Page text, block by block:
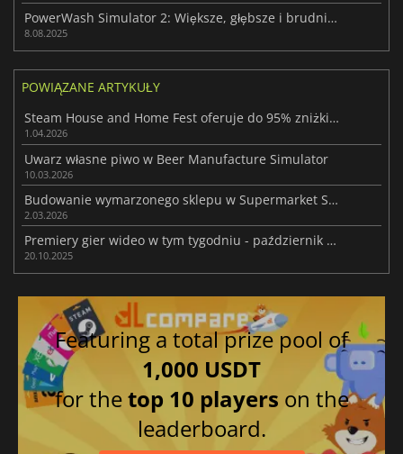
PowerWash Simulator 2: Większe, głębsze i brudniejsze wyzwanie sprzątania
8.08.2025
POWIĄZANE ARTYKUŁY
Steam House and Home Fest oferuje do 95% zniżki na gry symulujące renowację
1.04.2026
Uwarz własne piwo w Beer Manufacture Simulator
10.03.2026
Budowanie wymarzonego sklepu w Supermarket Simulator
2.03.2026
Premiery gier wideo w tym tygodniu - październik 2025 (tydzień 43)
20.10.2025
Featuring a total prize pool of
1,000 USDT
for thetop 10 players on the
leaderboard.